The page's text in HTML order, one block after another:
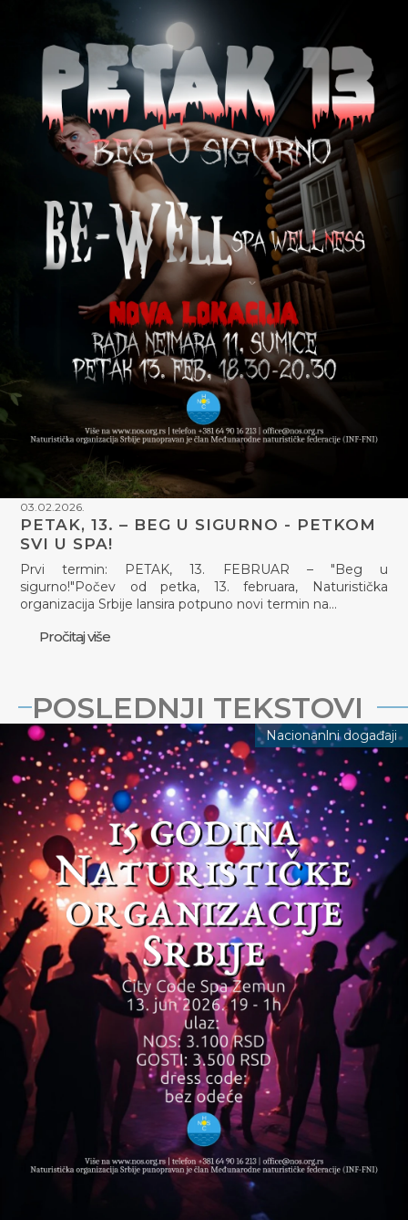
03.02.2026.
PETAK, 13. – BEG U SIGURNO - PETKOM
SVI U SPA!
Prvi termin: PETAK, 13. FEBRUAR – "Beg u
sigurno!"Počev od petka, 13. februara, Naturistička
organizacija Srbije lansira potpuno novi termin na…
Pročitaj više
POSLEDNJI TEKSTOVI
Nacionanlni događaji